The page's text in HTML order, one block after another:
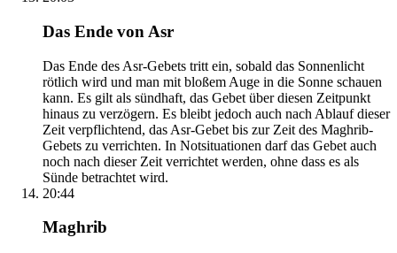
Das Ende von Asr
Das Ende des Asr-Gebets tritt ein, sobald das Sonnenlicht
rötlich wird und man mit bloßem Auge in die Sonne schauen
kann. Es gilt als sündhaft, das Gebet über diesen Zeitpunkt
hinaus zu verzögern. Es bleibt jedoch auch nach Ablauf dieser
Zeit verpflichtend, das Asr-Gebet bis zur Zeit des Maghrib-
Gebets zu verrichten. In Notsituationen darf das Gebet auch
noch nach dieser Zeit verrichtet werden, ohne dass es als
Sünde betrachtet wird.
20:44
Maghrib